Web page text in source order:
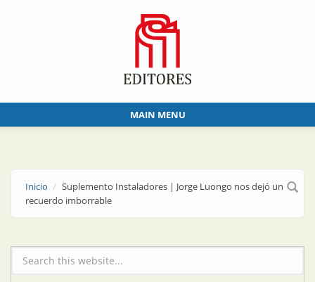
MAIN MENU
Inicio
Suplemento Instaladores | Jorge Luongo nos dejó un
recuerdo imborrable
Formulario de búsqueda